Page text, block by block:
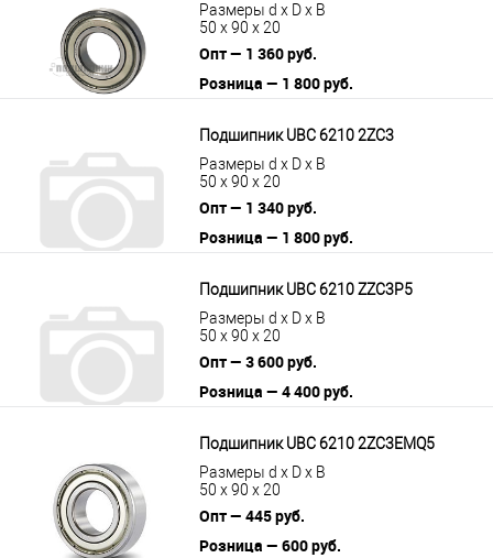
Размеры d x D x B
50 x 90 x 20
Опт — 1 360 руб.
Розница — 1 800 руб.
Подшипник UBC 6210 2ZC3
Размеры d x D x B
50 x 90 x 20
Опт — 1 340 руб.
Розница — 1 800 руб.
Подшипник UBC 6210 ZZC3P5
Размеры d x D x B
50 x 90 x 20
Опт — 3 600 руб.
Розница — 4 400 руб.
Подшипник UBC 6210 2ZC3EMQ5
Размеры d x D x B
50 x 90 x 20
Опт — 445 руб.
Розница — 600 руб.